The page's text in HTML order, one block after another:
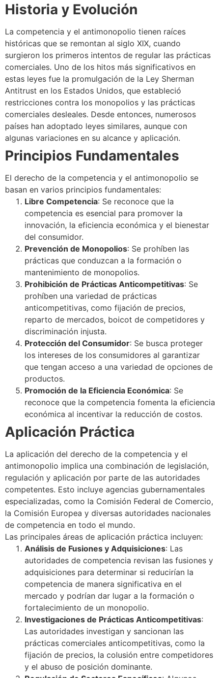
Historia y Evolución
La competencia y el antimonopolio tienen raíces
históricas que se remontan al siglo XIX, cuando
surgieron los primeros intentos de regular las prácticas
comerciales. Uno de los hitos más significativos en
estas leyes fue la promulgación de la Ley Sherman
Antitrust en los Estados Unidos, que estableció
restricciones contra los monopolios y las prácticas
comerciales desleales. Desde entonces, numerosos
países han adoptado leyes similares, aunque con
algunas variaciones en su alcance y aplicación.
Principios Fundamentales
El derecho de la competencia y el antimonopolio se
basan en varios principios fundamentales:
Libre Competencia: Se reconoce que la
competencia es esencial para promover la
innovación, la eficiencia económica y el bienestar
del consumidor.
Prevención de Monopolios: Se prohíben las
prácticas que conduzcan a la formación o
mantenimiento de monopolios.
Prohibición de Prácticas Anticompetitivas: Se
prohíben una variedad de prácticas
anticompetitivas, como fijación de precios,
reparto de mercados, boicot de competidores y
discriminación injusta.
Protección del Consumidor: Se busca proteger
los intereses de los consumidores al garantizar
que tengan acceso a una variedad de opciones de
productos.
Promoción de la Eficiencia Económica: Se
reconoce que la competencia fomenta la eficiencia
económica al incentivar la reducción de costos.
Aplicación Práctica
La aplicación del derecho de la competencia y el
antimonopolio implica una combinación de legislación,
regulación y aplicación por parte de las autoridades
competentes. Esto incluye agencias gubernamentales
especializadas, como la Comisión Federal de Comercio,
la Comisión Europea y diversas autoridades nacionales
de competencia en todo el mundo.
Las principales áreas de aplicación práctica incluyen:
Análisis de Fusiones y Adquisiciones: Las
autoridades de competencia revisan las fusiones y
adquisiciones para determinar si reducirían la
competencia de manera significativa en el
mercado y podrían dar lugar a la formación o
fortalecimiento de un monopolio.
Investigaciones de Prácticas Anticompetitivas:
Las autoridades investigan y sancionan las
prácticas comerciales anticompetitivas, como la
fijación de precios, la colusión entre competidores
y el abuso de posición dominante.